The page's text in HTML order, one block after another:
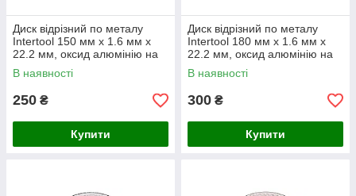
Диск відрізний по металу
Intertool 150 мм х 1.6 мм х
22.2 мм, оксид алюмінію на
бакелітовій зв’язці
В наявності
250 ₴
Купити
Диск відрізний по металу
Intertool 180 мм х 1.6 мм х
22.2 мм, оксид алюмінію на
бакелітовій зв’язці
В наявності
300 ₴
Купити